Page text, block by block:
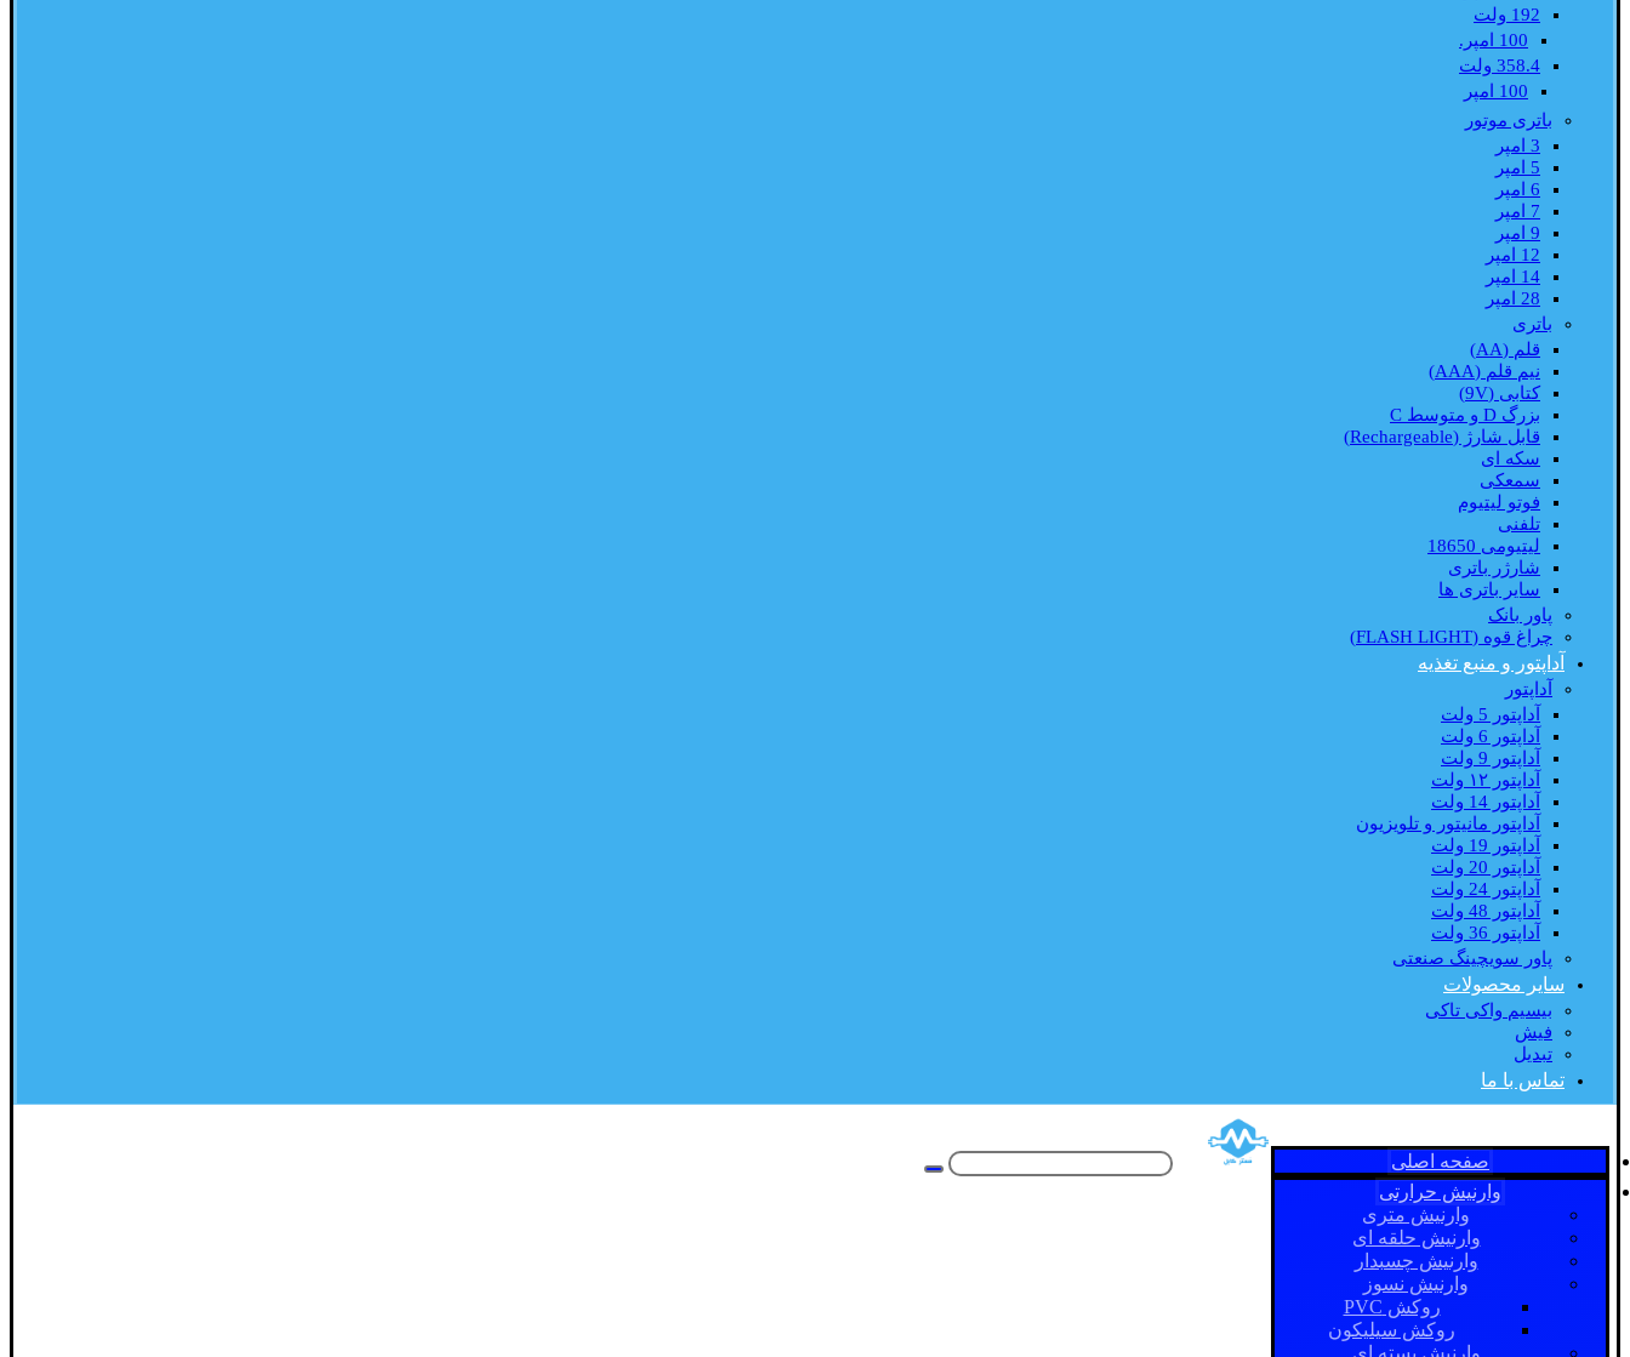
192 ولت
100 امپر.
358.4 ولت
100 امپر
باتری موتور
3 امپر
5 امپر
6 امپر
7 امپر
9 امپر
12 امپر
14 امپر
28 امپر
باتری
قلم (AA)
نیم قلم (AAA)
کتابی (9V)
بزرگ D و متوسط C
قابل شارژ (Rechargeable)
سکه ای
سمعکی
فوتو لیتیوم
تلفنی
لیتیومی 18650
شارژر باتری
سایر باتری ها
پاور بانک
چراغ قوه (FLASH LIGHT)
آداپتور و منبع تغذیه
آداپتور
آداپتور 5 ولت
آداپتور 6 ولت
آداپتور 9 ولت
آداپتور ۱۲ ولت
آداپتور 14 ولت
آداپتور مانیتور و تلویزیون
آداپتور 19 ولت
آداپتور 20 ولت
آداپتور 24 ولت
آداپتور 48 ولت
آداپتور 36 ولت
پاور سویچینگ صنعتی
سایر محصولات
بیسیم واکی تاکی
فیش
تبدیل
تماس با ما
صفحه اصلی
وارنیش حرارتی
وارنیش متری
وارنیش حلقه ای
وارنیش چسبدار
وارنیش نسوز
روکش PVC
روکش سیلیکون
وارنیش بسته ای